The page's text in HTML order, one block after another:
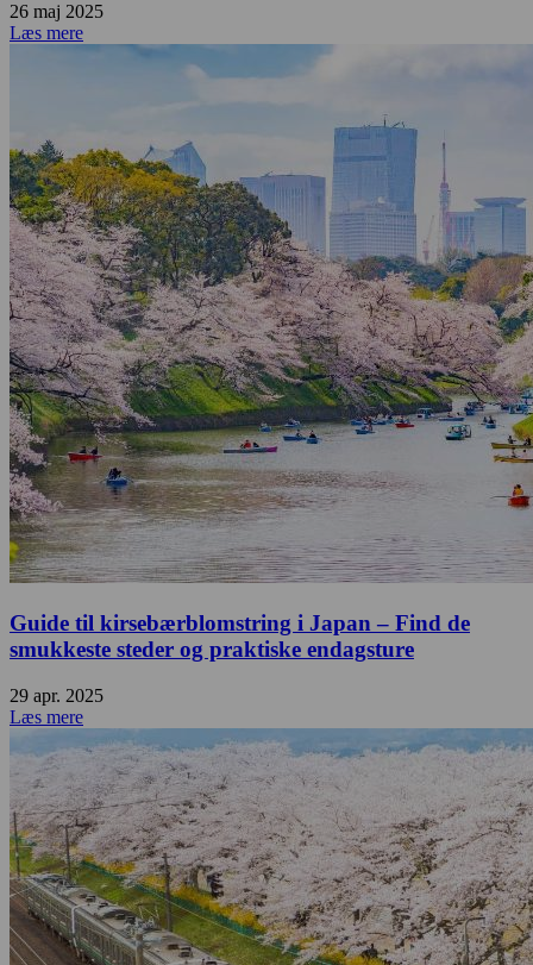
26 maj 2025
Læs mere
Guide til kirsebærblomstring i Japan – Find de
smukkeste steder og praktiske endagsture
29 apr. 2025
Læs mere